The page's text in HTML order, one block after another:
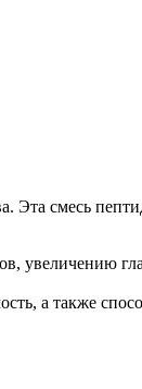
Эта смесь
увеличению
а также